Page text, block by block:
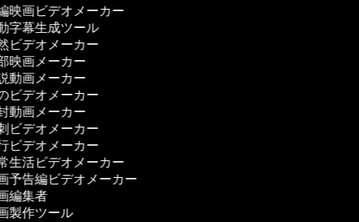
映画ビデオメーカー
字幕生成ツール
ビデオメーカー
映画メーカー
動画メーカー
ビデオメーカー
動画メーカー
ビデオメーカー
ビデオメーカー
生活ビデオメーカー
予告編ビデオメーカー
編集者
製作ツール